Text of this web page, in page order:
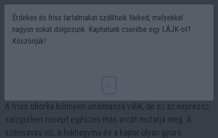
A friss uborka könnyen unalmassá válik, de ez az expressz
salzgurken recept egészen más arcát mutatja meg. A
szénsavas víz, a fokhagyma és a kapor olyan gyors
Érdekes és friss tartalmakat szállítunk Neked, melyekkel
nagyon sokat dolgozunk. Kaphatunk cserébe egy LÁJK-ot?
Köszönjük!